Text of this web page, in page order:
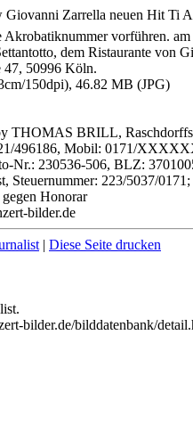
Zarrella neuen Hit Ti
Akrobatiknummer vorführen.
dem Ristaurante von
47, 50996 Köln.
150dpi), 46.82 MB (JPG)
THOMAS BRILL,
496186, Mobil: 0171/
Nr.: 230536-506, BLZ:
Steuernummer: 223/5037/
Honorar
bilder.de
| Diese Seite drucken
bilder.de/bilddatenbank/